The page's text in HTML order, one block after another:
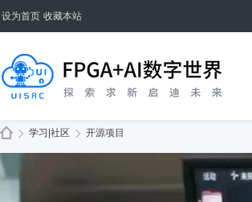
设为首页 收藏本站
学习|社区 开源项目